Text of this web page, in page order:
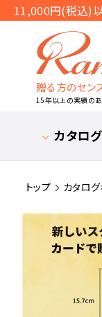
11,000円(税込)
贈る方のセン
15年以上の実績のあ
カタロ
トップ カタログ